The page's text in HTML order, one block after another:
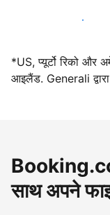
आज ही हमारे साथ
*US, प्यूर्टो रिको और
आइलैंड. Generali
साथ अपने